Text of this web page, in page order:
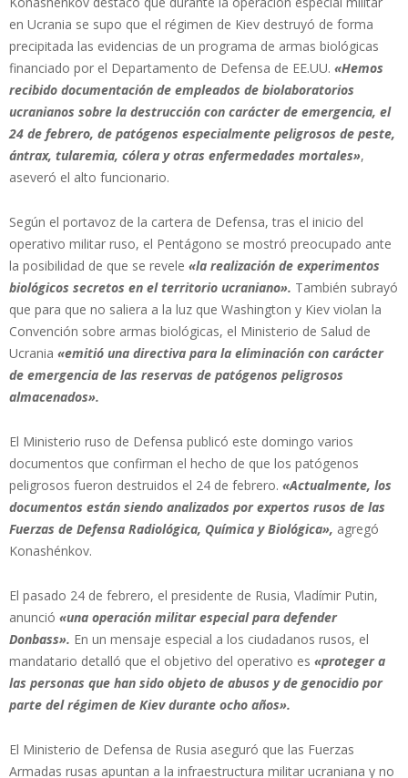
en Ucrania se supo que el régimen de Kiev destruyó de forma
precipitada las evidencias de un programa de armas biológicas
financiado por el Departamento de Defensa de EE.UU. «Hemos
recibido documentación de empleados de biolaboratorios
ucranianos sobre la destrucción con carácter de emergencia, el
24 de febrero, de patógenos especialmente peligrosos de peste,
ántrax, tularemia, cólera y otras enfermedades mortales»,
aseveró el alto funcionario.
Según el portavoz de la cartera de Defensa, tras el inicio del
operativo militar ruso, el Pentágono se mostró preocupado ante
la posibilidad de que se revele «la realización de experimentos
biológicos secretos en el territorio ucraniano». También subrayó
que para que no saliera a la luz que Washington y Kiev violan la
Convención sobre armas biológicas, el Ministerio de Salud de
Ucrania «emitió una directiva para la eliminación con carácter
de emergencia de las reservas de patógenos peligrosos
almacenados».
El Ministerio ruso de Defensa publicó este domingo varios
documentos que confirman el hecho de que los patógenos
peligrosos fueron destruidos el 24 de febrero. «Actualmente, los
documentos están siendo analizados por expertos rusos de las
Fuerzas de Defensa Radiológica, Química y Biológica», agregó
Konashénkov.
El pasado 24 de febrero, el presidente de Rusia, Vladímir Putin,
anunció «una operación militar especial para defender
Donbass». En un mensaje especial a los ciudadanos rusos, el
mandatario detalló que el objetivo del operativo es «proteger a
las personas que han sido objeto de abusos y de genocidio por
parte del régimen de Kiev durante ocho años».
El Ministerio de Defensa de Rusia aseguró que las Fuerzas
Armadas rusas apuntan a la infraestructura militar ucraniana y no